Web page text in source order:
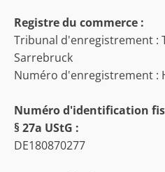
Registre du commerce :
Tribunal d'enregistrement :
Sarrebruck
Numéro d'enregistrement :
Numéro d'identification
§ 27a UStG :
DE180870277